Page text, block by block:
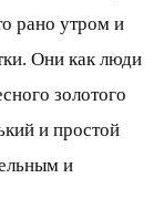
рано утром и
Они как люди
золотого
и простой
и